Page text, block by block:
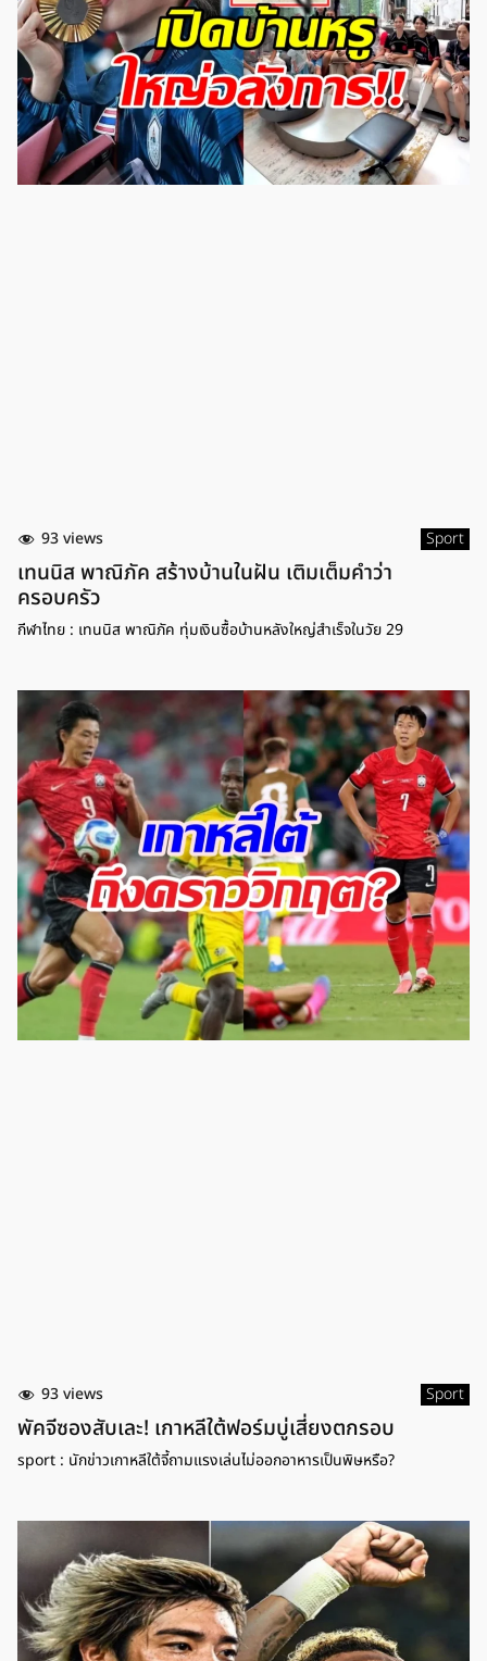
93 views Sport
เทนนิส พาณิภัค สร้างบ้านในฝัน เติมเต็มคำว่า
ครอบครัว
กีฬาไทย : เทนนิส พาณิภัค ทุ่มเงินซื้อบ้านหลังใหญ่สำเร็จในวัย 29
93 views Sport
พัคจีซองสับเละ! เกาหลีใต้ฟอร์มบู่เสี่ยงตกรอบ
sport : นักข่าวเกาหลีใต้จี้ถามแรงเล่นไม่ออกอาหารเป็นพิษหรือ?